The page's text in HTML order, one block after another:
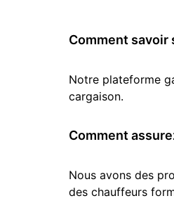
Comment savoir
Notre plateforme
cargaison.
Comment
Nous avons des
des chauffeurs